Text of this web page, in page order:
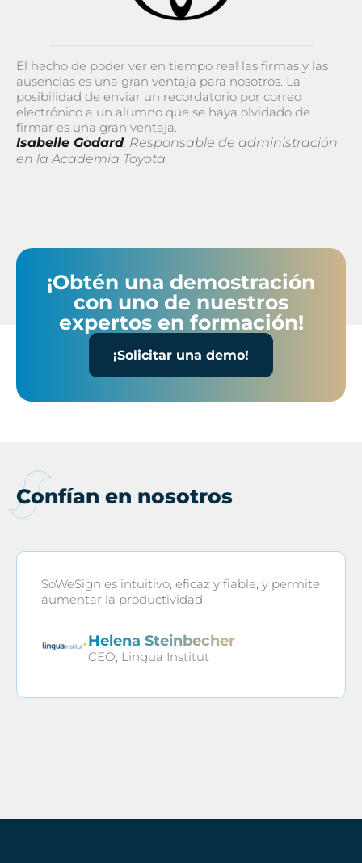
El hecho de poder ver en tiempo real las firmas y las
ausencias es una gran ventaja para nosotros. La
posibilidad de enviar un recordatorio por correo
electrónico a un alumno que se haya olvidado de
firmar es una gran ventaja.
Isabelle Godard, Responsable de administración
en la Academia Toyota
¡Obtén una demostración
con uno de nuestros
expertos en formación!
¡Solicitar una demo!
Confían en nosotros
SoWeSign es intuitivo, eficaz y fiable, y permite
aumentar la productividad.
Helena Steinbecher
CEO, Lingua Institut